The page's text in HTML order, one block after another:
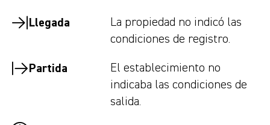
Llegada
La propiedad no indicó las
condiciones de registro.
Partida
El establecimiento no
indicaba las condiciones de
salida.